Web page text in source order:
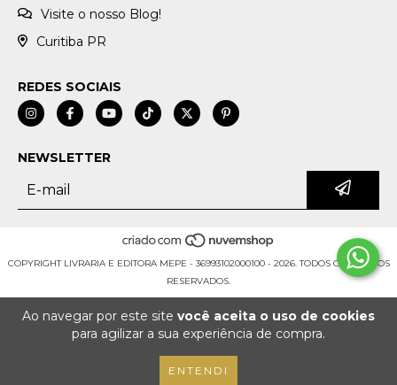
Ao navegar por este site você aceita o uso de cookies
para agilizar a sua experiência de compra.
ENTENDI
Visite o nosso Blog!
Curitiba PR
REDES SOCIAIS
NEWSLETTER
COPYRIGHT LIVRARIA E EDITORA MEPE - 36993102000100 - 2026. TODOS OS DIREITOS
RESERVADOS.